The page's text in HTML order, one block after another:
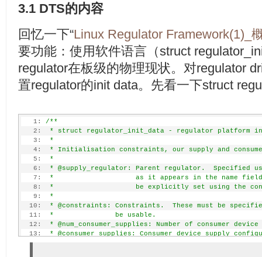
3.1 DTS的内容
回忆一下“Linux Regulator Framework(1)_
要功能：使用软件语言（struct
regulator在板级的物理现状。对regulator
置regulator的init data。先看一下struct
   1:
/**
   2:
* struct regulator_init_data - regulator platform
   3:
*
   4:
* Initialisation constraints, our supply and
   5:
*
   6:
* @supply_regulator: Parent regulator.  Specified
   7:
*                    as it appears in the name field
   8:
*                    be explicitly set using the
   9:
*
  10:
* @constraints: Constraints.  These must be
  11:
*               be usable.
  12:
* @num_consumer_supplies: Number of consumer
  13:
* @consumer_supplies: Consumer device supply
  14: